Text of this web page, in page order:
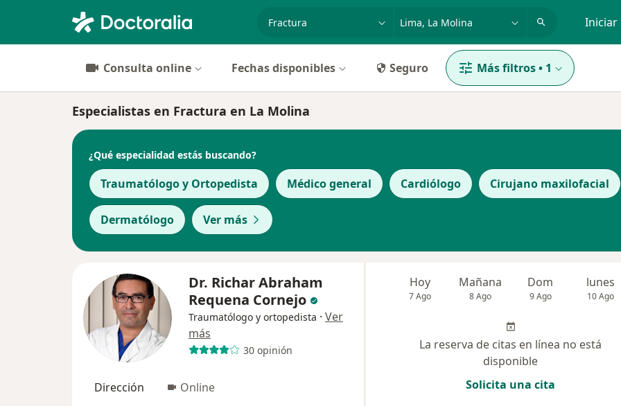
Iniciar
Consulta online Fechas disponibles Seguro Más filtros• 1
Especialistas en Fractura en La Molina
¿Qué especialidad estás buscando?
Traumatólogo y Ortopedista Médico general Cardiólogo Cirujano maxilofacial
Dermatólogo Ver más
Dr. Richar Abraham
Requena Cornejo
Traumatólogo y ortopedista · Ver
más
30 opinión
Dirección Online
Hoy
7 Ago
Mañana
8 Ago
Dom
9 Ago
lunes
10 Ago
La reserva de citas en línea no está
disponible
Solicita una cita